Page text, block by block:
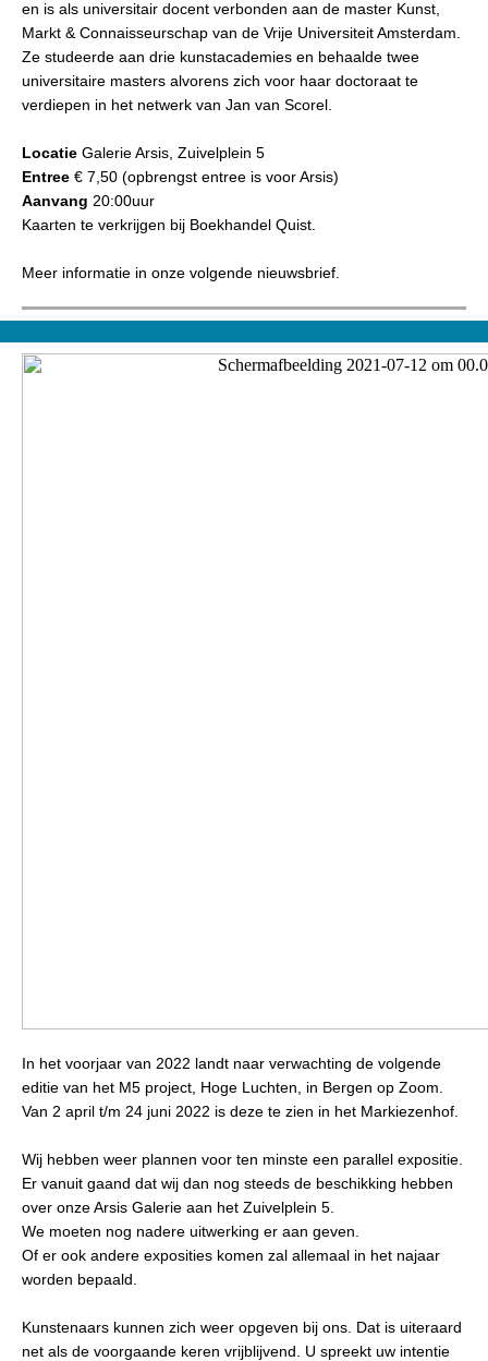
en is als universitair docent verbonden aan de master Kunst,
Markt & Connaisseurschap van de Vrije Universiteit Amsterdam.
Ze studeerde aan drie kunstacademies en behaalde twee
universitaire masters alvorens zich voor haar doctoraat te
verdiepen in het netwerk van Jan van Scorel.
Locatie Galerie Arsis, Zuivelplein 5
Entree € 7,50 (opbrengst entree is voor Arsis)
Aanvang 20:00uur
Kaarten te verkrijgen bij Boekhandel Quist.
Meer informatie in onze volgende nieuwsbrief.
In het voorjaar van 2022 landt naar verwachting de volgende
editie van het M5 project, Hoge Luchten, in Bergen op Zoom.
Van 2 april t/m 24 juni 2022 is deze te zien in het Markiezenhof.
Wij hebben weer plannen voor ten minste een parallel expositie.
Er vanuit gaand dat wij dan nog steeds de beschikking hebben
over onze Arsis Galerie aan het Zuivelplein 5.
We moeten nog nadere uitwerking er aan geven.
Of er ook andere exposities komen zal allemaal in het najaar
worden bepaald.
Kunstenaars kunnen zich weer opgeven bij ons. Dat is uiteraard
net als de voorgaande keren vrijblijvend. U spreekt uw intentie